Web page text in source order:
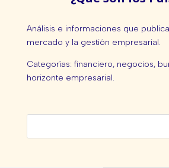
Análisis e informaciones que
mercado y la gestión empresarial.
Categorías: financiero, negocios,
horizonte empresarial.